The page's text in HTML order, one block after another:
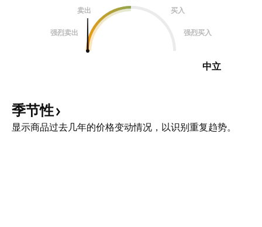
卖出
买入
强烈卖出 强烈买入
中立
季节性
显示商品过去几年的价格变动情况，以识别重复趋势。